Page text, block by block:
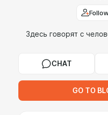
Здесь говорят с
CHAT
GO TO